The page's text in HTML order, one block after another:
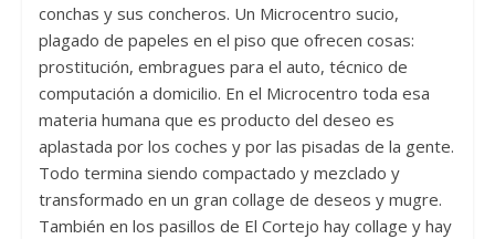
conchas y sus concheros. Un Microcentro sucio,
plagado de papeles en el piso que ofrecen cosas:
prostitución, embragues para el auto, técnico de
computación a domicilio. En el Microcentro toda esa
materia humana que es producto del deseo es
aplastada por los coches y por las pisadas de la gente.
Todo termina siendo compactado y mezclado y
transformado en un gran collage de deseos y mugre.
También en los pasillos de El Cortejo hay collage y hay